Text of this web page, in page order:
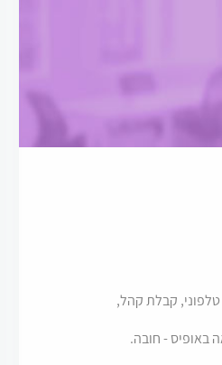
טלפוני, קבלת קהל,
באופיס - חובה.